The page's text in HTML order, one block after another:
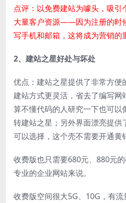
点评：以免费建站为噱头，吸引
大量客户资源——因为注册的时
写手机和邮箱，这将成为营销的
2、 建站之星好处与坏处
优点：建站之星提供了非常方
建站方式更灵活，省去了编写网
算不懂代码的人研究一下也可以
转建站之星；另外界面漂亮提供
可以选择，这个壳不需要开通黄
收费版也只需要680元、880元
专业的企业网站来说。
收费版空间很大5G、10G，有